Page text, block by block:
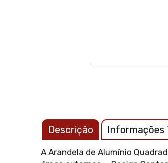
Descrição Informações
A Arandela de Alumínio